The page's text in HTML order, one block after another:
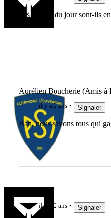
Ses échecs du jour sont-ils
Aurélien Boucherie (Amis à
il y a 2 ans Signaler
Bah, nous savons tous qui
il y a 2 ans Signaler